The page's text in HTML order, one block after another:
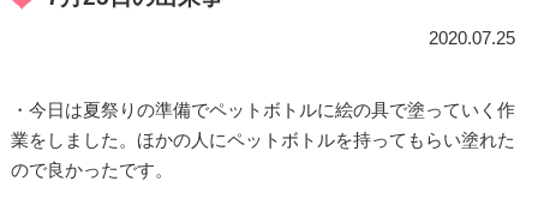
2020.07.25
・今日は夏祭りの準備でペットボトルに絵の具で塗っていく作
業をしました。ほかの人にペットボトルを持ってもらい塗れた
ので良かったです。